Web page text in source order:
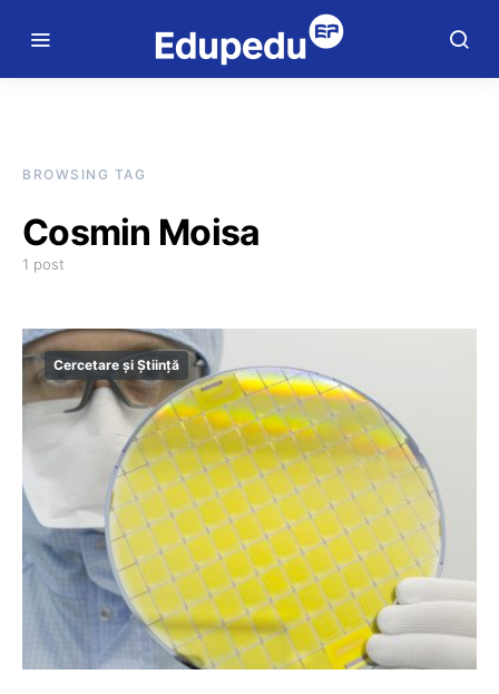
BROWSING TAG
Cosmin Moisa
1 post
Cercetare și Știință